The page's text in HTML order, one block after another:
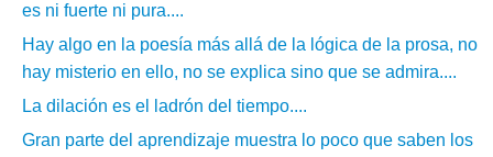
es ni fuerte ni pura....
Hay algo en la poesía más allá de la lógica de la prosa, no
hay misterio en ello, no se explica sino que se admira....
La dilación es el ladrón del tiempo....
Gran parte del aprendizaje muestra lo poco que saben los